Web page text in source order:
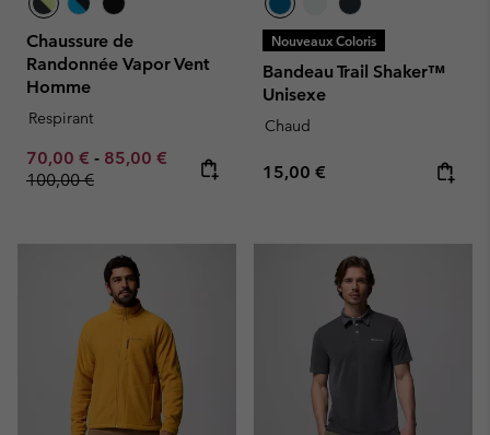
Chaussure de
Randonnée Vapor Vent
Homme
Respirant
Minimum sale price:
70,00 € - Maximum sale price:
85,00 € Regular price:
100,00 €
Nouveaux Coloris
Bandeau Trail Shaker™
Unisexe
Chaud
Regular price:
15,00 €